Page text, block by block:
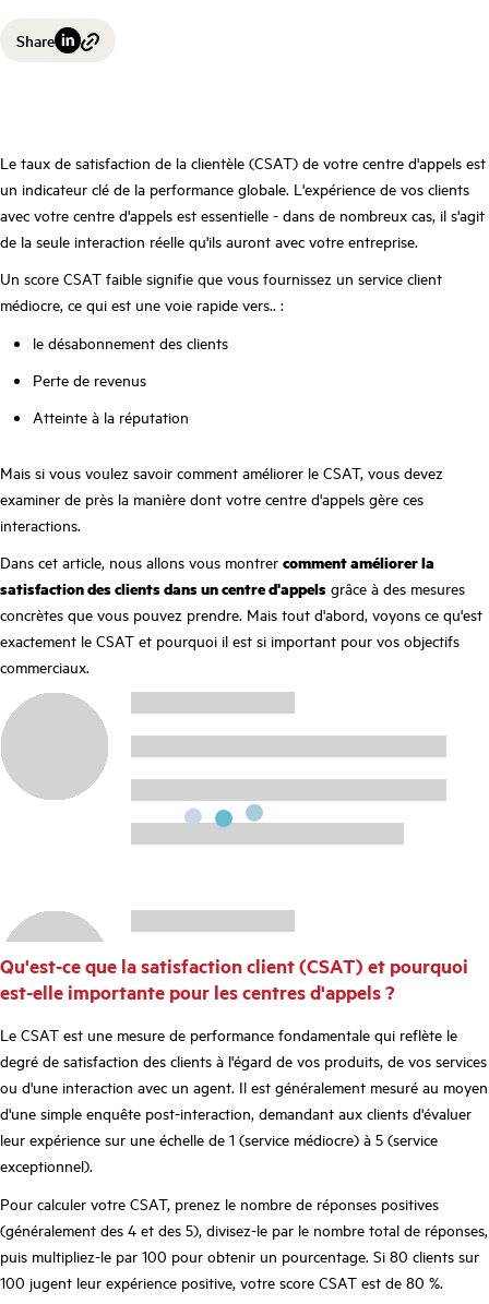
Share
Le taux de satisfaction de la clientèle (CSAT) de votre centre d'appels est
un indicateur clé de la performance globale. L'expérience de vos clients
avec votre centre d'appels est essentielle - dans de nombreux cas, il s'agit
de la seule interaction réelle qu'ils auront avec votre entreprise.
Un score CSAT faible signifie que vous fournissez un service client
médiocre, ce qui est une voie rapide vers.. :
le désabonnement des clients
Perte de revenus
Atteinte à la réputation
Mais si vous voulez savoir comment améliorer le CSAT, vous devez
examiner de près la manière dont votre centre d'appels gère ces
interactions.
Dans cet article, nous allons vous montrer comment améliorer la
satisfaction des clients dans un centre d'appels grâce à des mesures
concrètes que vous pouvez prendre. Mais tout d'abord, voyons ce qu'est
exactement le CSAT et pourquoi il est si important pour vos objectifs
commerciaux.
Qu'est-ce que la satisfaction client (CSAT) et pourquoi
est-elle importante pour les centres d'appels ?
Le CSAT est une mesure de performance fondamentale qui reflète le
degré de satisfaction des clients à l'égard de vos produits, de vos services
ou d'une interaction avec un agent. Il est généralement mesuré au moyen
d'une simple enquête post-interaction, demandant aux clients d'évaluer
leur expérience sur une échelle de 1 (service médiocre) à 5 (service
exceptionnel).
Pour calculer votre CSAT, prenez le nombre de réponses positives
(généralement des 4 et des 5), divisez-le par le nombre total de réponses,
puis multipliez-le par 100 pour obtenir un pourcentage. Si 80 clients sur
100 jugent leur expérience positive, votre score CSAT est de 80 %.